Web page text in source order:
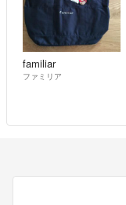
familiar
ファミリア